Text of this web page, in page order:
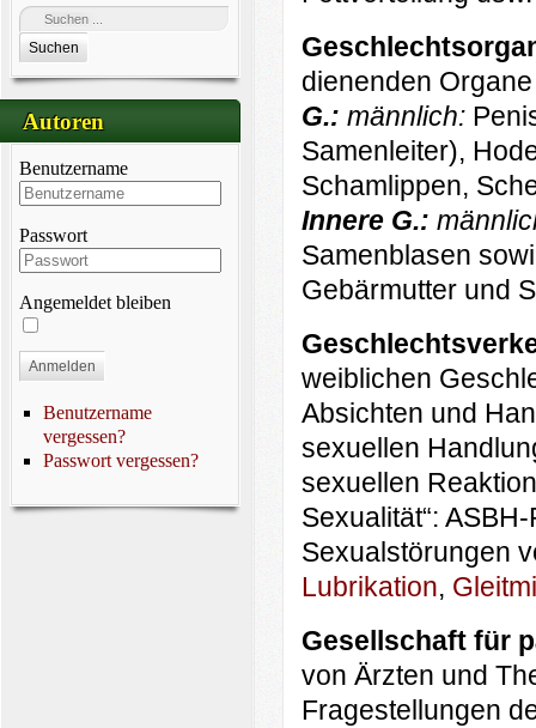
Suchen
Autoren
Benutzername
Passwort
Angemeldet bleiben
Anmelden
Benutzername
vergessen?
Passwort vergessen?
dienenden
G.: männlich:
Samenleiter),
Schamlippen,
Innere G.:
Samenblasen
Gebärmutter und
weiblichen
Absichten und
sexuellen
sexuellen
Sexualität“:
Sexualstörungen
Lubrikation,
Gesellschaft für
von Ärzten und
Fragestellungen